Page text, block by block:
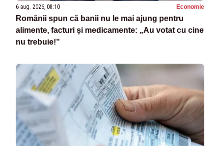
6 aug. 2026, 08:10 Economie
Românii spun că banii nu le mai ajung pentru
alimente, facturi și medicamente: „Au votat cu cine
nu trebuie!”